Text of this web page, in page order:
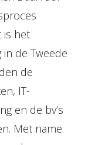
is het
de Tweede
de
IT-
en de bv’s
Met name